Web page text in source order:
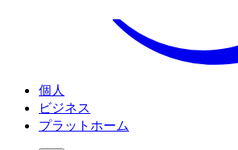
個人
ビジネス
プラットホーム